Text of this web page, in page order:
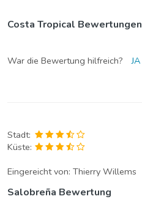
Costa Tropical Bewertungen
War die Bewertung hilfreich? JA
Stadt:
Küste:
Eingereicht von: Thierry Willems
Salobreña Bewertung